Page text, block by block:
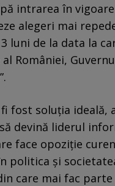
intrarea în
alegeri mai
luni de la data la
al României,
fost soluția ideală,
devină liderul
face opoziție
politica și
care mai fac parte